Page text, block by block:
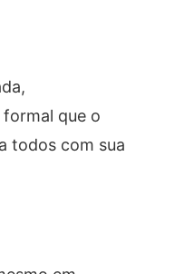
que o
todos com sua